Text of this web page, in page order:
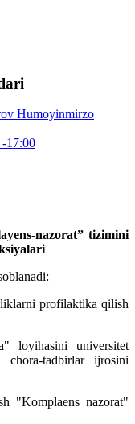
Humoyinmirzo
-17:00
nazorat” tizimini
profilaktika qilish
loyihasini universitet
chora-tadbirlar ijrosini
"Komplaens nazorat"